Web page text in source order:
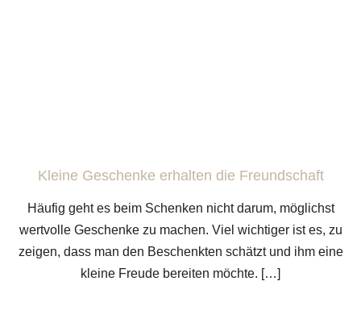
Kleine Geschenke erhalten die Freundschaft
Häufig geht es beim Schenken nicht darum, möglichst
wertvolle Geschenke zu machen. Viel wichtiger ist es, zu
zeigen, dass man den Beschenkten schätzt und ihm eine
kleine Freude bereiten möchte. […]